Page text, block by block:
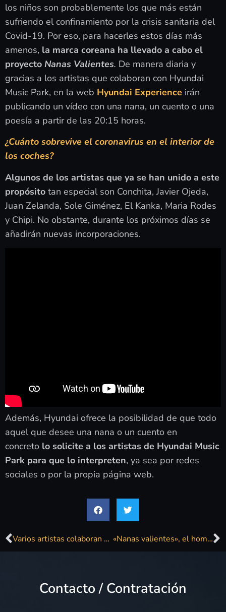
los niños son probablemente los que más están
sufriendo el confinamiento por la crisis sanitaria del
Covid-19. Por eso, para hacerles estos días más
amenos, la marca coreana ha llevado a cabo el
proyecto Nanas Valientes. De manera diaria y
gracias a los artistas que colaboran con Hyundai
Music Park, en la web Hyundai Experience irán
publicando un vídeo con una nana, un cuento o una
poesía a partir de las 20:15 horas.
¿Cuánto sobrevive el coronavirus en el interior de
los coches?
Algunos de los artistas que ya se han unido a este
propósito tan especial son Conchita, Javier Ojeda,
Juan Zelanda, Sole Giménez, El Kanka, Maria Rodes
y Chipi. No obstante, durante los próximos días se
añadirán nuevas incorporaciones.
Además, Hyundai ofrece la posibilidad de que todo
aquel que desee una nana o un cuento en
concreto lo solicite a los artistas de Hyundai Music
Park para que lo interpreten, ya sea por redes
sociales o por la propia página web.
Varios artistas colaboran en #NanasValientes, para ayudar al descanso de los pequeños héroes «Nanas valientes», el homenaje de Hyundai España a los niños por la covid-19
Contacto / Contratación